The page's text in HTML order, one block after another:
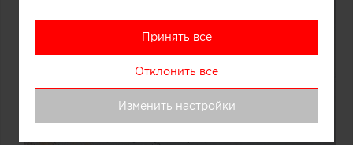
Принять все
Отклонить все
Изменить настройки